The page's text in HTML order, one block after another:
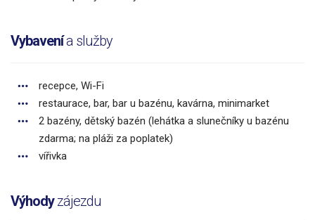
Vybavenía služby
recepce, Wi-Fi
restaurace, bar, bar u bazénu, kavárna, minimarket
2 bazény, dětský bazén (lehátka a slunečníky u bazénu
zdarma; na pláži za poplatek)
vířivka
Výhodyzájezdu